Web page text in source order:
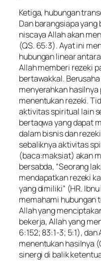
Ketiga, hubungan
Dan barangsiapa
niscaya Allah akan
(QS. 65:3). Ayat ini
hubungan linear
Allah memberi rezeki
bertawakkal.
menyerahkan hasilnya
menentukan rezeki.
aktivitas spiritual lain
bertaqwa yang dapat
dalam bisnis dan
sebaliknya aktivitas
(baca:maksiat) akan
bersabda, “Seorang
mendapatkan rezeki
yang dimiliki” (HR.
memahami hubungan
Allah yang
bekerja, Allah yang
6:152; 83:1-3; 5:1),
menentukan hasilnya
sinergi di balik